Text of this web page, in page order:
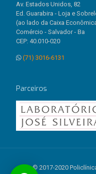
Av. Estados Unidos, 82
Ed. Guarabira - Loja e
(ao lado da Caixa
Comércio - Salvador - Ba
CEP: 40.010-020
(71) 3016-6131
Parceiros
© 2017-2020